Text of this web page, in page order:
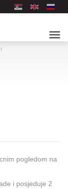
pogledom na
i posjeduje 2